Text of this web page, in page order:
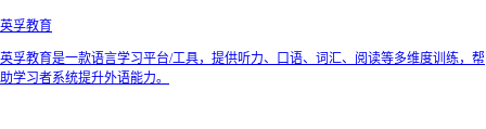
英孚教育
英孚教育是一款语言学习平台/工具，提供听力、口语、词汇、阅读等多维度训练，帮
助学习者系统提升外语能力。